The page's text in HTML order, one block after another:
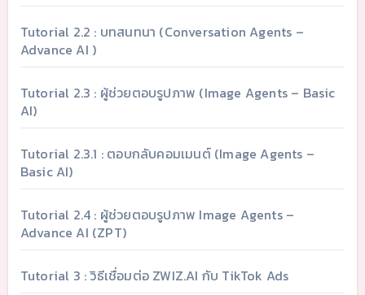
Tutorial 2.2 : บทสนทนา (Conversation Agents –
Advance AI )
Tutorial 2.3 : ผู้ช่วยตอบรูปภาพ (Image Agents – Basic
AI)
Tutorial 2.3.1 : ตอบกลับคอมเมนต์ (Image Agents –
Basic AI)
Tutorial 2.4 : ผู้ช่วยตอบรูปภาพ Image Agents –
Advance AI (ZPT)
Tutorial 3 : วิธีเชื่อมต่อ ZWIZ.AI กับ TikTok Ads